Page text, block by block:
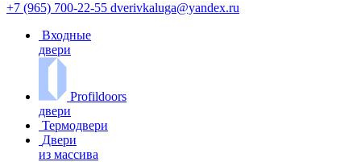
+7 (965) 700-22-55 dverivkaluga@yandex.ru
Входные
двери
Profildoors
двери
Термодвери
Двери
из массива